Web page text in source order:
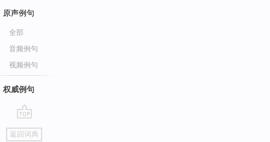
原声例句
全部
音频例句
视频例句
权威例句
go
返回词典